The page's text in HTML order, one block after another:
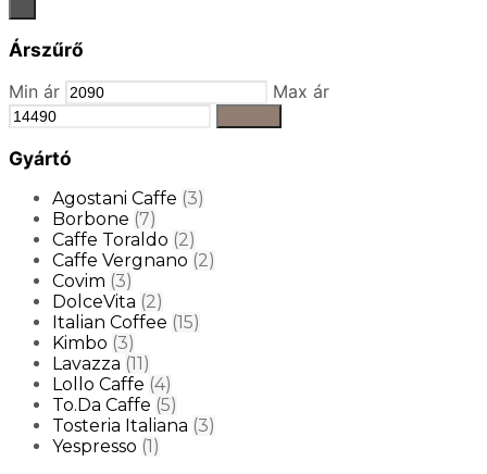
Árszűrő
Min ár Max ár
Gyártó
Agostani Caffe (3)
Borbone (7)
Caffe Toraldo (2)
Caffe Vergnano (2)
Covim (3)
DolceVita (2)
Italian Coffee (15)
Kimbo (3)
Lavazza (11)
Lollo Caffe (4)
To.Da Caffe (5)
Tosteria Italiana (3)
Yespresso (1)